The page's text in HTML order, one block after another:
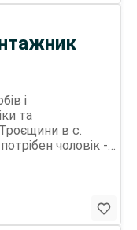
і
та
в с.
чоловік -